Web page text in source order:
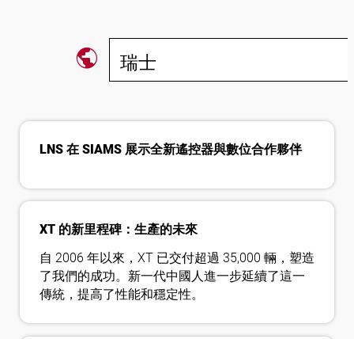
public 瑞士
LNS 在 SIAMS 展示全新遙控器與數位合作夥伴
XT 的新里程碑：生產的未來
自 2006 年以來，XT 已交付超過 35,000 輛，塑造
了我們的成功。新一代中國人進一步延續了這一
傳統，提高了性能和穩定性。